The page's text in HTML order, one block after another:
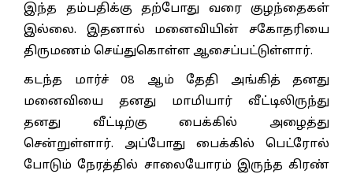
இந்த தம்பதிக்கு தற்போது வரை குழந்தைகள்
இல்லை. இதனால் மனைவியின் சகோதரியை
திருமணம் செய்துகொள்ள ஆசைப்பட்டுள்ளார்.
கடந்த மார்ச் 08 ஆம் தேதி அங்கித் தனது
மனைவியை தனது மாமியார் வீட்டிலிருந்து
தனது வீட்டிற்கு பைக்கில் அழைத்து
சென்றுள்ளார். அப்போது பைக்கில் பெட்ரோல்
போடும் நேரத்தில் சாலையோரம் இருந்த கிரண்